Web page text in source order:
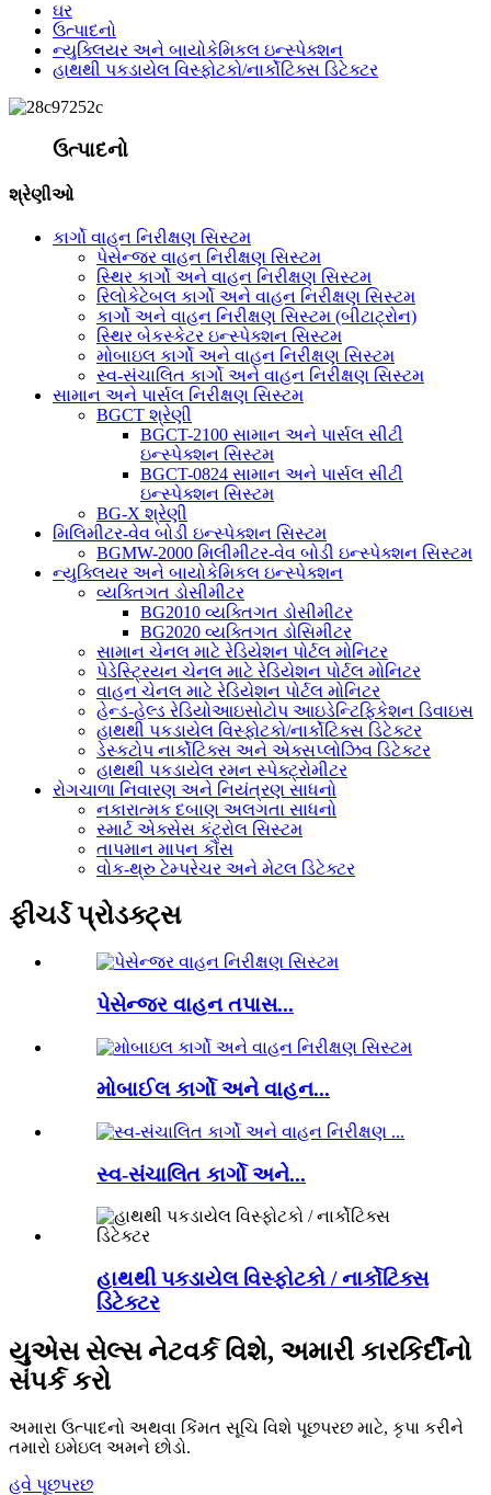
ઘર
ઉત્પાદનો
ન્યુક્લિયર અને બાયોકેમિકલ ઇન્સ્પેક્શન
હાથથી પકડાયેલ વિસ્ફોટકો/નાર્કોટિક્સ ડિટેક્ટર
ઉત્પાદનો
શ્રેણીઓ
કાર્ગો વાહન નિરીક્ષણ સિસ્ટમ
પેસેન્જર વાહન નિરીક્ષણ સિસ્ટમ
સ્થિર કાર્ગો અને વાહન નિરીક્ષણ સિસ્ટમ
રિલોકેટેબલ કાર્ગો અને વાહન નિરીક્ષણ સિસ્ટમ
કાર્ગો અને વાહન નિરીક્ષણ સિસ્ટમ (બીટાટ્રોન)
સ્થિર બેકસ્કેટર ઇન્સ્પેક્શન સિસ્ટમ
મોબાઇલ કાર્ગો અને વાહન નિરીક્ષણ સિસ્ટમ
સ્વ-સંચાલિત કાર્ગો અને વાહન નિરીક્ષણ સિસ્ટમ
સામાન અને પાર્સલ નિરીક્ષણ સિસ્ટમ
BGCT શ્રેણી
BGCT-2100 સામાન અને પાર્સલ સીટી
ઇન્સ્પેક્શન સિસ્ટમ
BGCT-0824 સામાન અને પાર્સલ સીટી
ઇન્સ્પેક્શન સિસ્ટમ
BG-X શ્રેણી
મિલિમીટર-વેવ બોડી ઇન્સ્પેક્શન સિસ્ટમ
BGMW-2000 મિલીમીટર-વેવ બોડી ઇન્સ્પેક્શન સિસ્ટમ
ન્યુક્લિયર અને બાયોકેમિકલ ઇન્સ્પેક્શન
વ્યક્તિગત ડોસીમીટર
BG2010 વ્યક્તિગત ડોસીમીટર
BG2020 વ્યક્તિગત ડોસિમીટર
સામાન ચેનલ માટે રેડિયેશન પોર્ટલ મોનિટર
પેડેસ્ટ્રિયન ચેનલ માટે રેડિયેશન પોર્ટલ મોનિટર
વાહન ચેનલ માટે રેડિયેશન પોર્ટલ મોનિટર
હેન્ડ-હેલ્ડ રેડિયોઆઇસોટોપ આઇડેન્ટિફિકેશન ડિવાઇસ
હાથથી પકડાયેલ વિસ્ફોટકો/નાર્કોટિક્સ ડિટેક્ટર
ડેસ્કટોપ નાર્કોટિક્સ અને એક્સપ્લોઝિવ ડિટેક્ટર
હાથથી પકડાયેલ રમન સ્પેક્ટ્રોમીટર
રોગચાળા નિવારણ અને નિયંત્રણ સાધનો
નકારાત્મક દબાણ અલગતા સાધનો
સ્માર્ટ એક્સેસ કંટ્રોલ સિસ્ટમ
તાપમાન માપન કૌંસ
વોક-થ્રુ ટેમ્પરેચર અને મેટલ ડિટેક્ટર
ફીચર્ડ પ્રોડક્ટ્સ
પેસેન્જર વાહન તપાસ...
મોબાઈલ કાર્ગો અને વાહન...
સ્વ-સંચાલિત કાર્ગો અને...
હાથથી પકડાયેલ વિસ્ફોટકો / નાર્કોટિક્સ
ડિટેક્ટર
યુએસ સેલ્સ નેટવર્ક વિશે, અમારી કારકિર્દીનો
સંપર્ક કરો
અમારા ઉત્પાદનો અથવા કિંમત સૂચિ વિશે પૂછપરછ માટે, કૃપા કરીને
તમારો ઇમેઇલ અમને છોડો.
હવે પૂછપરછ